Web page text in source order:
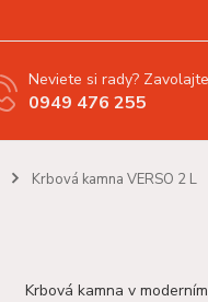
Neviete si rady?
0949 476 255
Krbová kamna VERSO 2 L
Krbová kamna v